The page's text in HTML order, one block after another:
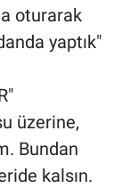
oturarak
yaptık"
üzerine,
Bundan
kalsın.